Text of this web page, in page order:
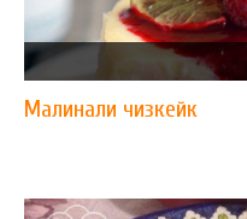
Малинали чизкейк